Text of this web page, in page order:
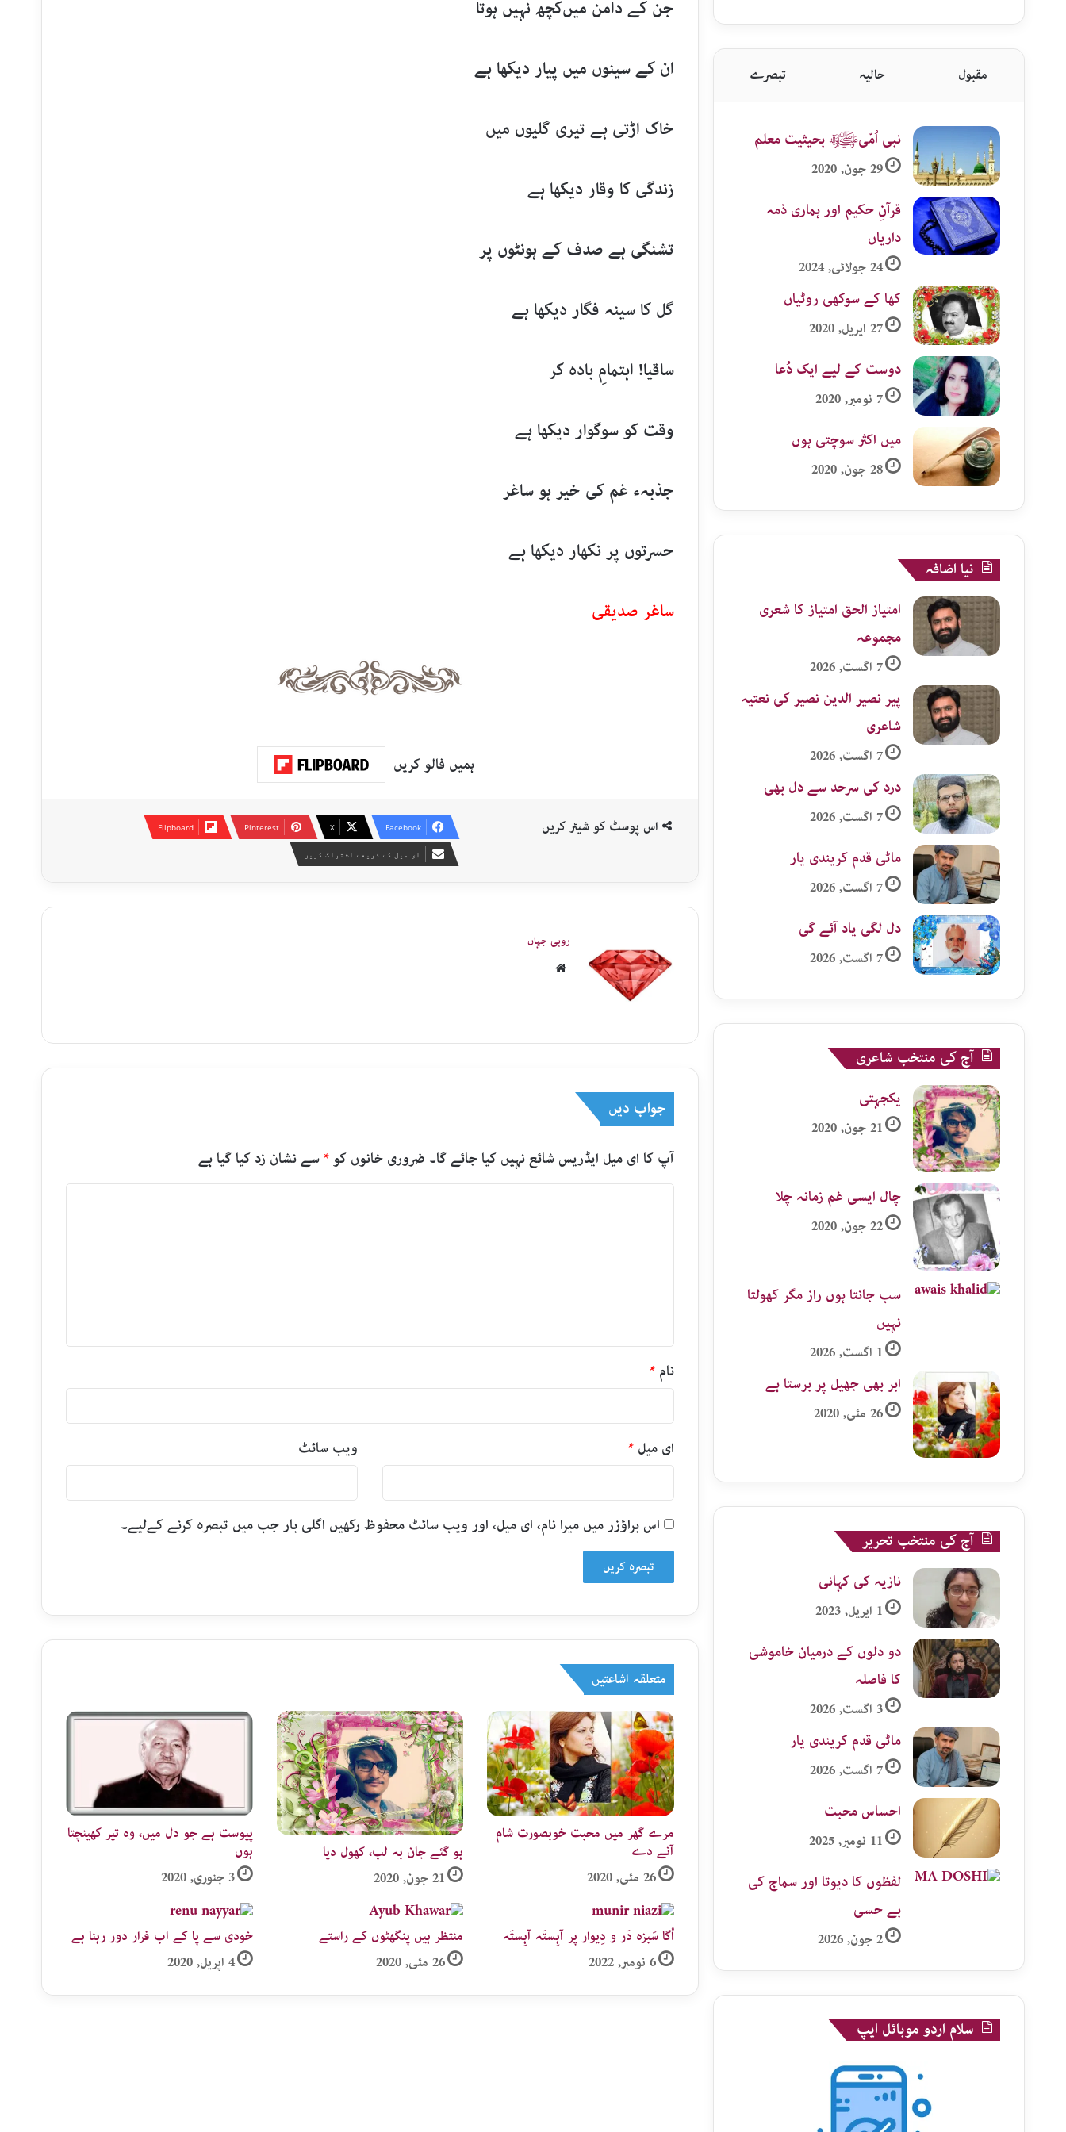
جن کے دامن میں‌کچھ نہیں ہوتا
ان کے سینوں میں پیار دیکھا ہے
خاک اڑتی ہے تیری گلیوں میں‌
زندگی کا وقار دیکھا ہے
تشنگی ہے صدف کے ہونٹوں پر
گل کا سینہ فگار دیکھا ہے
ساقیا! اہتمامِ بادہ کر
وقت کو سوگوار دیکھا ہے
جذبہء غم کی خیر ہو ساغر
حسرتوں پر نکھار دیکھا ہے
ساغر صدیقی
ہمیں فالو کریں
اس پوسٹ کو شیئر کریں Facebook
X
Pinterest
Flipboard
ای میل کے ذریعے اشتراک کریں
روبی جہاں
جواب دیں
آپ کا ای میل ایڈریس شائع نہیں کیا جائے گا۔ ضروری خانوں کو*سے نشان زد کیا گیا ہے
نام*
ای میل* ویب‌ سائٹ
اس براؤزر میں میرا نام، ای میل، اور ویب سائٹ محفوظ رکھیں اگلی بار جب میں تبصرہ کرنے کےلیے۔
متعلقہ اشاعتیں
مرے گھر میں محبت خوبصورت شام
آنے دے
26 مئی, 2020
ہو گئے جان بہ لب، کھول دیا
21 جون, 2020
پیوست ہے جو دل میں، وہ تیر کھینچتا
ہوں​
3 جنوری, 2020
اُگا سَبزہ دَر و دِیوار پر آہِستَہ آہِستَہ
6 نومبر, 2022
منتظر ہیں پنگھٹوں کے راستے
26 مئی, 2020
خودی سے پا کے اب فرار دور رہنا ہے
4 اپریل, 2020
مقبول حالیہ تبصرے
نبی اُمّیﷺ بحیثیت معلم
29 جون, 2020
قرآنِ حکیم اور ہماری ذمہ
داریاں
24 جولائی, 2024
کھا کے سوکھی روٹیاں
27 اپریل, 2020
دوست کے لیے ایک دُعا
7 نومبر, 2020
میں اکثر سوچتی ہوں
28 جون, 2020
نیا اضافہ
امتیاز الحق امتیاز کا شعری
مجموعہ
7 اگست, 2026
پیر نصیر الدین نصیر کی نعتیہ
شاعری
7 اگست, 2026
درد کی سرحد سے دل بھی
7 اگست, 2026
ماٹی قدم کریندی یار
7 اگست, 2026
دل لگی یاد آئے گی
7 اگست, 2026
آج کی منتخب شاعری
یکجہتی
21 جون, 2020
چال ایسی غم زمانہ چلا
22 جون, 2020
سب جانتا ہوں راز مگر کھولتا
نہیں
1 اگست, 2026
ابر بھی جھیل پر برستا ہے
26 مئی, 2020
آج کی منتخب تحریر
نازیہ کی کہانی
1 اپریل, 2023
دو دلوں کے درمیان خاموشی
کا فاصلہ
3 اگست, 2026
ماٹی قدم کریندی یار
7 اگست, 2026
احساس محبت
11 نومبر, 2025
لفظوں کا دیوتا اور سماج کی
بے حسی
2 جون, 2026
سلام اردو موبائل ایپ